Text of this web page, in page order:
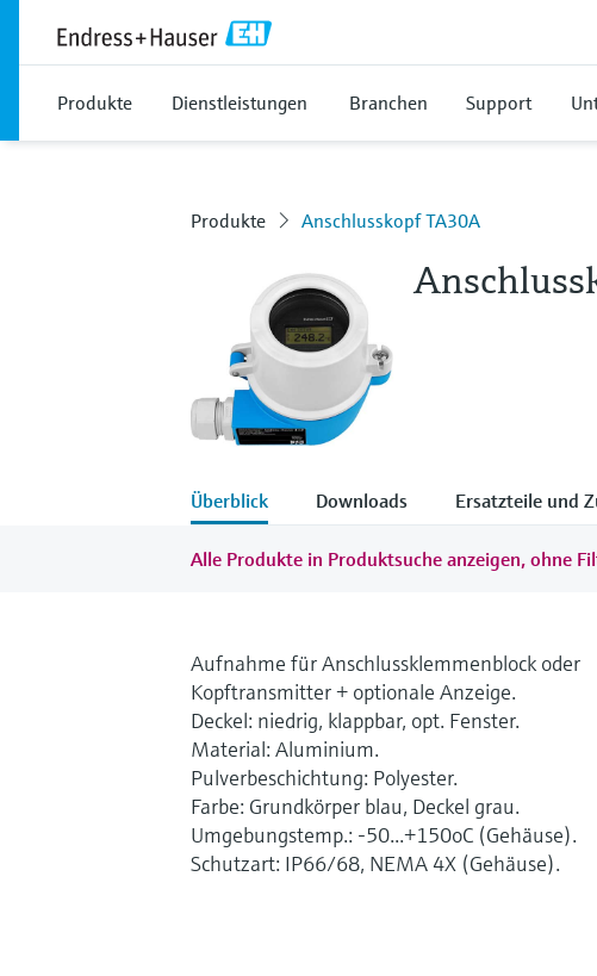
Produkte Dienstleistungen Branchen Support
Produkte Anschlusskopf TA30A
Überblick Downloads Ersatzteile und
Alle Produkte in Produktsuche anzeigen, ohne
Aufnahme für Anschlussklemmenblock oder
Kopftransmitter + optionale Anzeige.
Deckel: niedrig, klappbar, opt. Fenster.
Material: Aluminium.
Pulverbeschichtung: Polyester.
Farbe: Grundkörper blau, Deckel grau.
Umgebungstemp.: -50...+150oC (Gehäuse).
Schutzart: IP66/68, NEMA 4X (Gehäuse).